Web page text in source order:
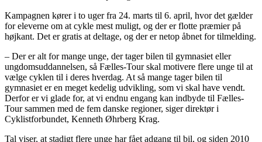
Kampagnen kører i to uger fra 24. marts til 6. april, hvor det gælder
for eleverne om at cykle mest muligt, og der er flotte præmier på
højkant. Det er gratis at deltage, og der er netop åbnet for tilmelding.
– Der er alt for mange unge, der tager bilen til gymnasiet eller
ungdomsuddannelsen, så Fælles-Tour skal motivere flere unge til at
vælge cyklen til i deres hverdag. At så mange tager bilen til
gymnasiet er en meget kedelig udvikling, som vi skal have vendt.
Derfor er vi glade for, at vi endnu engang kan indbyde til Fælles-
Tour sammen med de fem danske regioner, siger direktør i
Cyklistforbundet, Kenneth Øhrberg Krag.
Tal viser, at stadigt flere unge har fået adgang til bil, og siden 2010